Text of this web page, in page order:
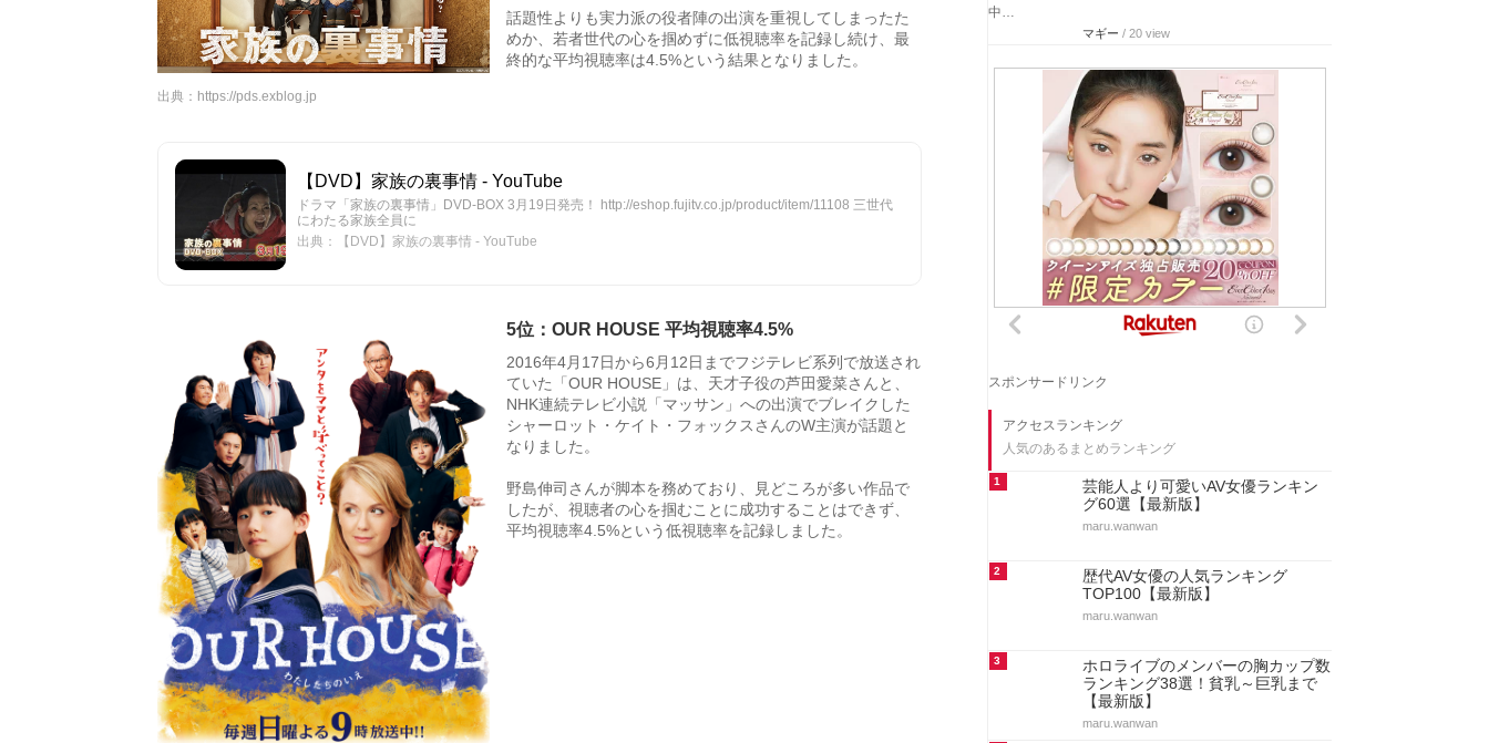
話題性よりも実力派の役者陣の出演を重視してしまったた
めか、若者世代の心を掴めずに低視聴率を記録し続け、最
終的な平均視聴率は4.5%という結果となりました。
出典： https://pds.exblog.jp
【DVD】家族の裏事情 - YouTube
ドラマ「家族の裏事情」DVD-BOX 3月19日発売！ http://eshop.fujitv.co.jp/product/item/11108 三世代
にわたる家族全員に
出典：【DVD】家族の裏事情 - YouTube
5位：OUR HOUSE 平均視聴率4.5%
2016年4月17日から6月12日までフジテレビ系列で放送され
ていた「OUR HOUSE」は、天才子役の芦田愛菜さんと、
NHK連続テレビ小説「マッサン」への出演でブレイクした
シャーロット・ケイト・フォックスさんのW主演が話題と
なりました。
野島伸司さんが脚本を務めており、見どころが多い作品で
したが、視聴者の心を掴むことに成功することはできず、
平均視聴率4.5%という低視聴率を記録しました。
中…
マギー / 20 view
スポンサードリンク
アクセスランキング
人気のあるまとめランキング
1
芸能人より可愛いAV女優ランキン
グ60選【最新版】
maru.wanwan
2
歴代AV女優の人気ランキング
TOP100【最新版】
maru.wanwan
3
ホロライブのメンバーの胸カップ数
ランキング38選！貧乳～巨乳まで
【最新版】
maru.wanwan